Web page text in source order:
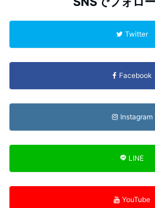
Twitter
Facebook
Instagram
LINE
YouTube